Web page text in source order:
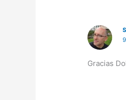
Gracias